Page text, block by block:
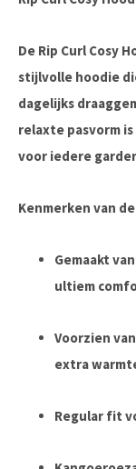
De Rip Curl Cosy
stijlvolle hoodie
dagelijks
relaxte pasvorm
voor iedere
Kenmerken van
Gemaakt
ultiem
Voorzien
extra
Regular fit